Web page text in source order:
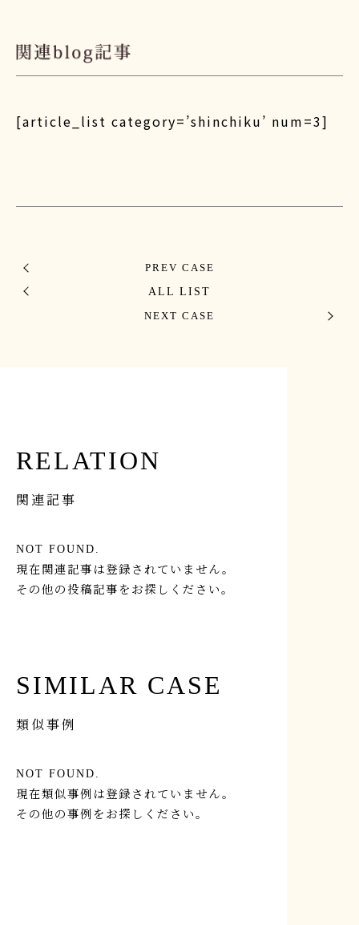
[article_list category=’shinchiku’ num=3]
PREV CASE
ALL LIST
NEXT CASE
RELATION
関連記事
NOT FOUND.
現在関連記事は登録されていません。
その他の投稿記事をお探しください。
SIMILAR CASE
類似事例
NOT FOUND.
現在類似事例は登録されていません。
その他の事例をお探しください。